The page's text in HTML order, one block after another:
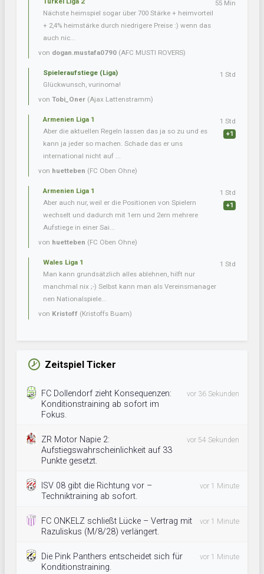
Nächste heimspiel sogar über 700 Stärke + heimvorteil
+ 2,4% heimstärke durch niedrigere Preise :) wenn das
auch nic...
von dogan.mustafa0790 (AFC MUSTI ROVERS)
55 Min
Spieleraufstiege (Liga)
Glückwunsch, vurinoma!
von Tobi_Oner (Ajax Lattenstramm)
1 Std
Armenien Liga 1
Aber die aktuellen Regeln lassen das ja so zu und es
kann ja jeder so machen. Schade das er uns
international nicht auf ...
von huetteben (FC Oben Ohne)
1 Std
+1
Armenien Liga 1
Aber auch nur, weil er die Positionen von Spielern
wechselt und dadurch mit 1ern und 2ern mehrere
Aufstiege in einer Sai...
von huetteben (FC Oben Ohne)
1 Std
+1
Wales Liga 1
Man kann grundsätzlich alles ablehnen, hilft nur
manchmal nix ;-) Selbst kann man als Vereinsmanager
nen Nationalspiele...
von Kristoff (Kristoffs Buam)
1 Std
Zeitspiel Ticker
FC Dollendorf zieht Konsequenzen:
Konditionstraining ab sofort im
Fokus.
vor 36 Sekunden
ZR Motor Napie 2:
Aufstiegswahrscheinlichkeit auf 33
Punkte gesetzt.
vor 54 Sekunden
ISV 08 gibt die Richtung vor –
Techniktraining ab sofort.
vor 1 Minute
FC ONKELZ schließt Lücke – Vertrag mit
Razuliskus (M/8/28) verlängert.
vor 1 Minute
Die Pink Panthers entscheidet sich für
Konditionstraining.
vor 1 Minute